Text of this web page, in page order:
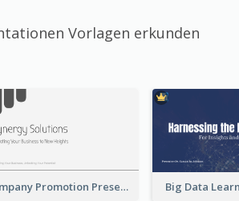
Vorlagen erkunden
Company Promotion Presentation Big Data